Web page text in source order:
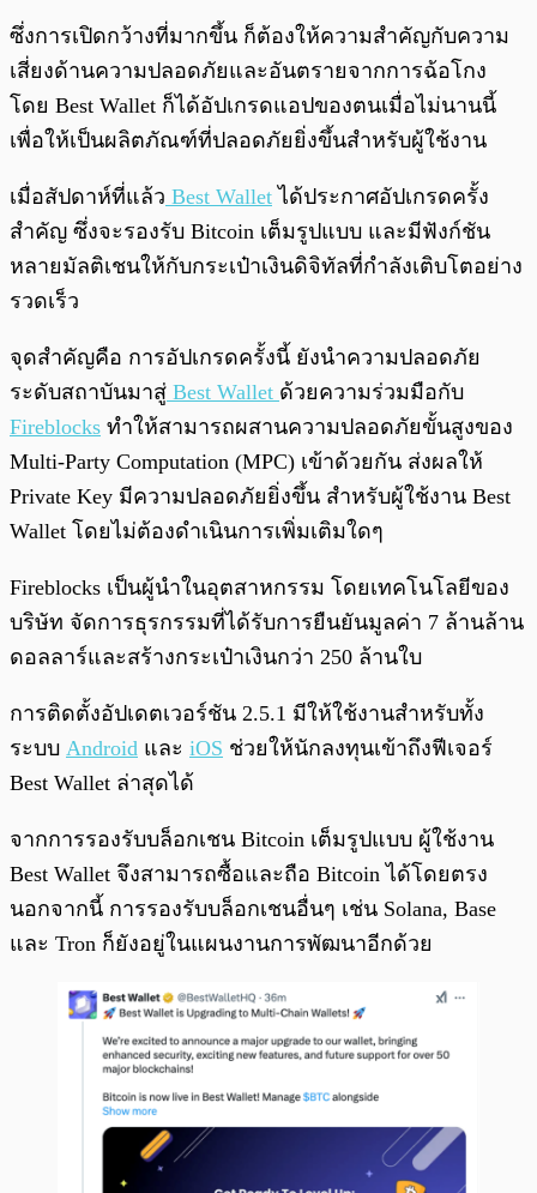
ซึ่งการเปิดกว้างที่มากขึ้น ก็ต้องให้ความสำคัญกับความ
เสี่ยงด้านความปลอดภัยและอันตรายจากการฉ้อโกง
โดย Best Wallet ก็ได้อัปเกรดแอปของตนเมื่อไม่นานนี้
เพื่อให้เป็นผลิตภัณฑ์ที่ปลอดภัยยิ่งขึ้นสำหรับผู้ใช้งาน
เมื่อสัปดาห์ที่แล้ว Best Wallet ได้ประกาศอัปเกรดครั้ง
สำคัญ ซึ่งจะรองรับ Bitcoin เต็มรูปแบบ และมีฟังก์ชัน
หลายมัลติเชนให้กับกระเป๋าเงินดิจิทัลที่กำลังเติบโตอย่าง
รวดเร็ว
จุดสำคัญคือ การอัปเกรดครั้งนี้ ยังนำความปลอดภัย
ระดับสถาบันมาสู่ Best Wallet ด้วยความร่วมมือกับ
Fireblocks ทำให้สามารถผสานความปลอดภัยขั้นสูงของ
Multi-Party Computation (MPC) เข้าด้วยกัน ส่งผลให้
Private Key มีความปลอดภัยยิ่งขึ้น สำหรับผู้ใช้งาน Best
Wallet โดยไม่ต้องดำเนินการเพิ่มเติมใดๆ
Fireblocks เป็นผู้นำในอุตสาหกรรม โดยเทคโนโลยีของ
บริษัท จัดการธุรกรรมที่ได้รับการยืนยันมูลค่า 7 ล้านล้าน
ดอลลาร์และสร้างกระเป๋าเงินกว่า 250 ล้านใบ
การติดตั้งอัปเดตเวอร์ชัน 2.5.1 มีให้ใช้งานสำหรับทั้ง
ระบบ Android และ iOS ช่วยให้นักลงทุนเข้าถึงฟีเจอร์
Best Wallet ล่าสุดได้
จากการรองรับบล็อกเชน Bitcoin เต็มรูปแบบ ผู้ใช้งาน
Best Wallet จึงสามารถซื้อและถือ Bitcoin ได้โดยตรง
นอกจากนี้ การรองรับบล็อกเชนอื่นๆ เช่น Solana, Base
และ Tron ก็ยังอยู่ในแผนงานการพัฒนาอีกด้วย